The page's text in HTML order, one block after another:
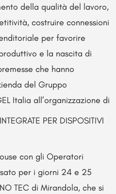
della qualità del lavoro,
costruire connessioni
per favorire
e la nascita di
che hanno
del Gruppo
Italia all’organizzazione di
PER DISPOSITIVI
con gli Operatori
per i giorni 24 e 25
TEC di Mirandola, che si